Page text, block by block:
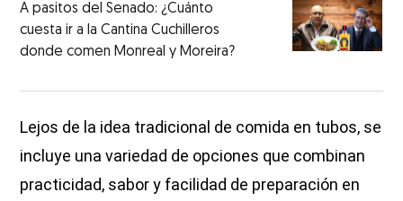
A pasitos del Senado: ¿Cuánto
cuesta ir a la Cantina Cuchilleros
donde comen Monreal y Moreira?
Lejos de la idea tradicional de comida en tubos, se
incluye una variedad de opciones que combinan
practicidad, sabor y facilidad de preparación en